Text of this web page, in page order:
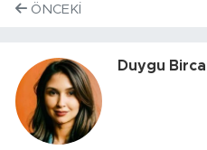
ÖNCEKI
Duygu